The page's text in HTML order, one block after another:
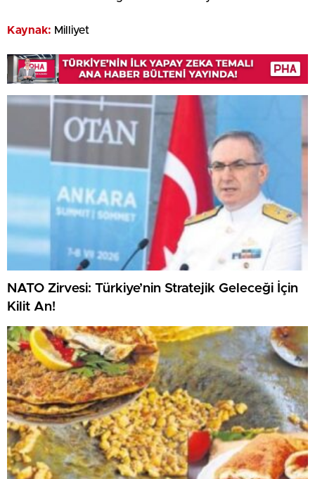
Kaynak: Milliyet
NATO Zirvesi: Türkiye’nin Stratejik Geleceği İçin
Kilit An!